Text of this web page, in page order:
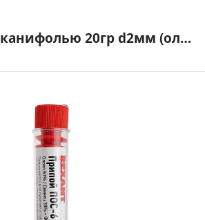
(олово 60%, свинец 40%) колба REXANT (1/20/20) арт. 09-3104